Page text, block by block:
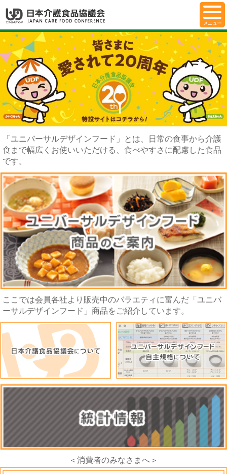
ここでは会員各社より販売中のバラエティに富んだ「ユニバ
ーサルデザインフード」商品をご紹介しています。
＜消費者のみなさまへ＞